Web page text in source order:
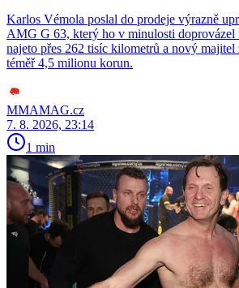
Karlos Vémola poslal do prodeje výrazně
AMG G 63, který ho v minulosti doprovázel
najeto přes 262 tisíc kilometrů a nový majitel
téměř 4,5 milionu korun.
MMAMAG.cz
7. 8. 2026, 23:14
1 min